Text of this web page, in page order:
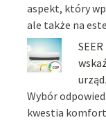
aspekt, który
ale także na
Wybór
kwestia